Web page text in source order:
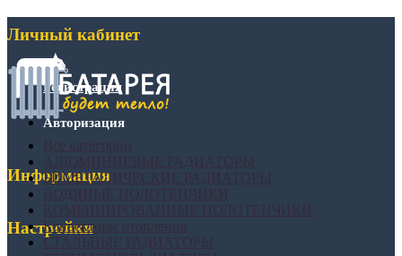
Личный кабинет
Регистрация
Авторизация
Информация
Настройки
БИМЕТАЛИЧЕСКИЕ РАДИАТОРЫ
Конвекторы отопления
СТАЛЬНЫЕ РАДИАТОРЫ